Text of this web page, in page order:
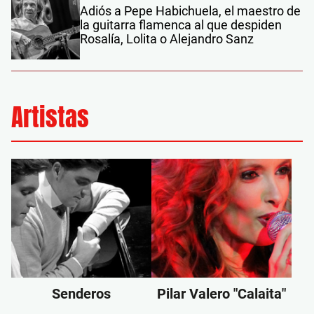
Adiós a Pepe Habichuela, el maestro de
la guitarra flamenca al que despiden
Rosalía, Lolita o Alejandro Sanz
Artistas
Senderos Pilar Valero "Calaita"